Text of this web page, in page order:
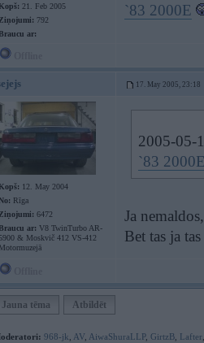
Kopš: 21. Feb 2005
Ziņojumi: 792
Braucu ar:
`83 2000E
17. May 2005, 23:18
Kopš: 12. May 2004
No: Rīga
Ziņojumi: 6472
Braucu ar: V8 TwinTurbo AR-
& Moskvič 412 VS-412
Motormuzejā
2005-05-
`83
Ja
Bet tas ja
Jauna tēma Atbildēt
968-jk AV AiwaShuraLLP, GirtzB Lafter